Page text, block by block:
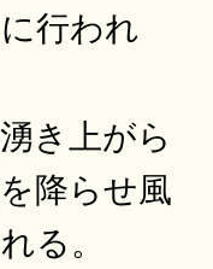
行われ
き上がら
降らせ風
る。